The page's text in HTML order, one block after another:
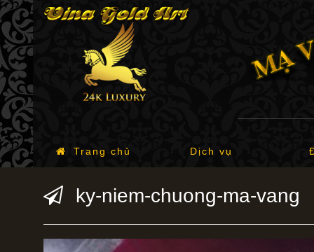
Trang chủ Dịch vụ
ky-niem-chuong-ma-vang